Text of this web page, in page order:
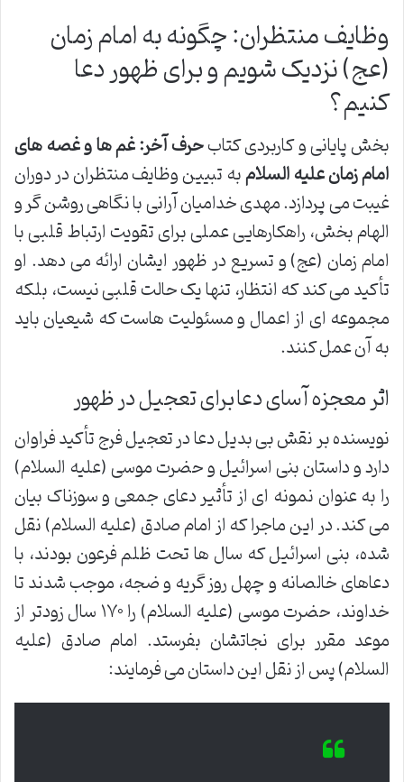
وظایف منتظران: چگونه به امام زمان
(عج) نزدیک شویم و برای ظهور دعا
کنیم؟
بخش پایانی و کاربردی کتابحرف آخر: غم ها و غصه های
امام زمان علیه السلامبه تبیین وظایف منتظران در دوران
غیبت می پردازد. مهدی خدامیان آرانی با نگاهی روشن گر و
الهام بخش، راهکارهایی عملی برای تقویت ارتباط قلبی با
امام زمان (عج) و تسریع در ظهور ایشان ارائه می دهد. او
تأکید می کند که انتظار، تنها یک حالت قلبی نیست، بلکه
مجموعه ای از اعمال و مسئولیت هاست که شیعیان باید
به آن عمل کنند.
اثر معجزه آسای دعا برای تعجیل در ظهور
نویسنده بر نقش بی بدیل دعا در تعجیل فرج تأکید فراوان
دارد و داستان بنی اسرائیل و حضرت موسی (علیه السلام)
را به عنوان نمونه ای از تأثیر دعای جمعی و سوزناک بیان
می کند. در این ماجرا که از امام صادق (علیه السلام) نقل
شده، بنی اسرائیل که سال ها تحت ظلم فرعون بودند، با
دعاهای خالصانه و چهل روز گریه و ضجه، موجب شدند تا
خداوند، حضرت موسی (علیه السلام) را ۱۷۰ سال زودتر از
موعد مقرر برای نجاتشان بفرستد. امام صادق (علیه
السلام) پس از نقل این داستان می فرمایند: